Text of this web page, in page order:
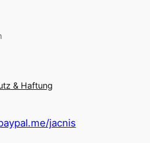
& Haftung
jacnis